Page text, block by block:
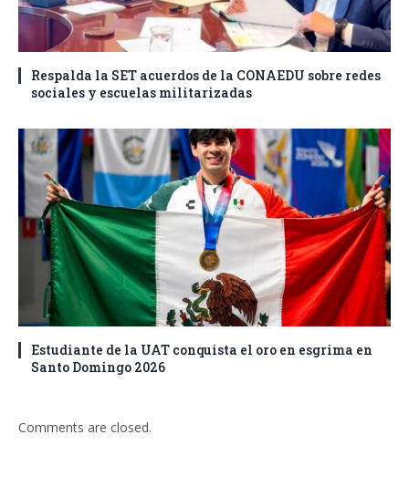
Respalda la SET acuerdos de la CONAEDU sobre redes
sociales y escuelas militarizadas
Estudiante de la UAT conquista el oro en esgrima en
Santo Domingo 2026
Comments are closed.